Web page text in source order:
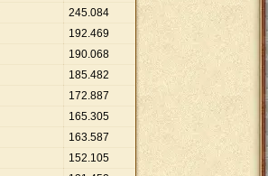
245.084
192.469
190.068
185.482
172.887
165.305
163.587
152.105